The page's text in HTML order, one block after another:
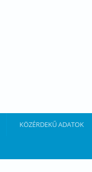
KÖZÉRDEKŰ ADATOK